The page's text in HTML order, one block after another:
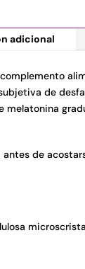
adicional
de
melatonina
de